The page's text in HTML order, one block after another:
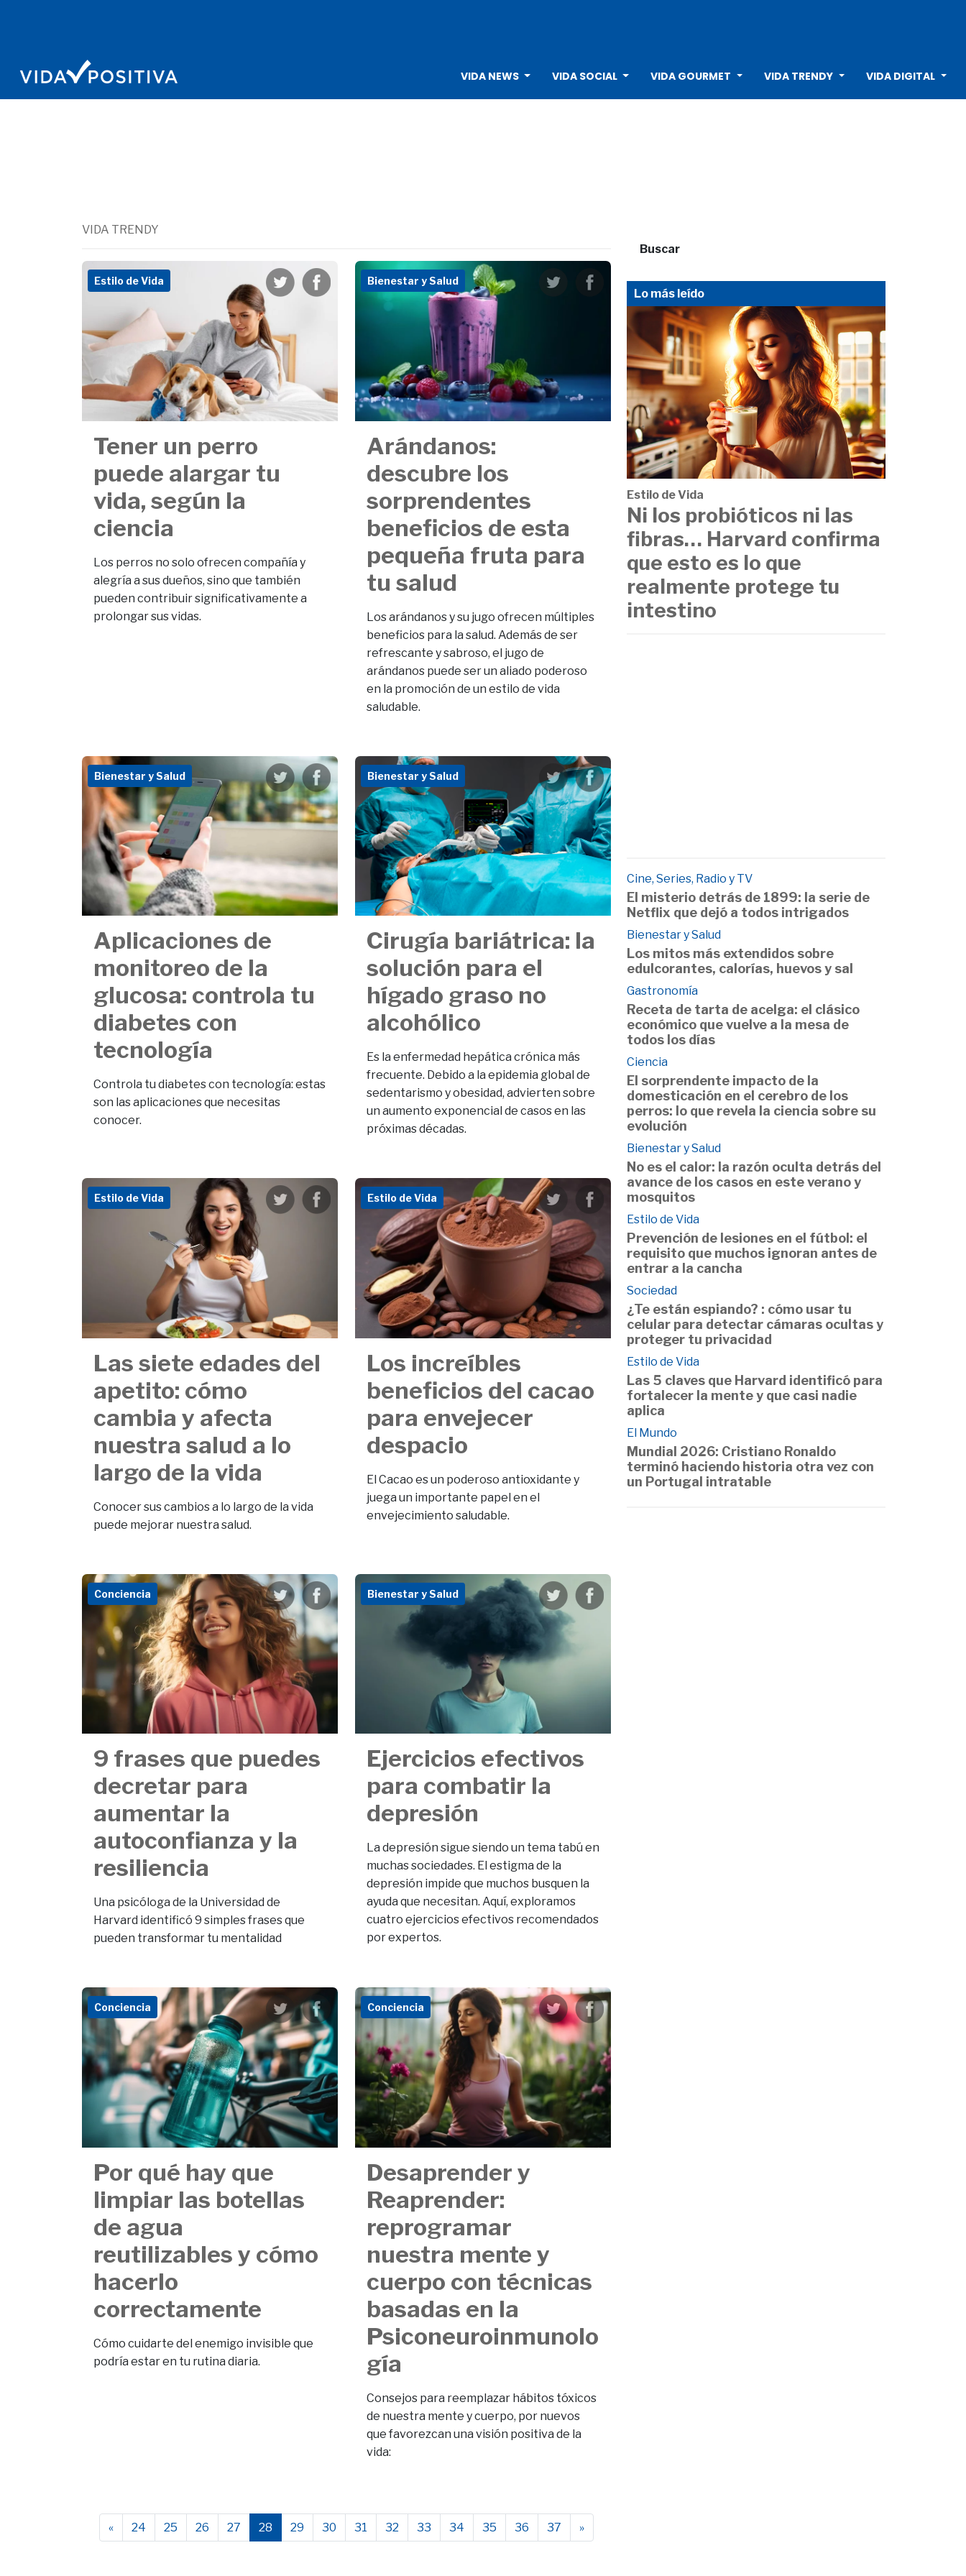
VIDA NEWS VIDA SOCIAL VIDA GOURMET VIDA TRENDY VIDA DIGITAL
VIDA TRENDY
Estilo de Vida
Tener un perro
puede alargar tu
vida, según la
ciencia
Los perros no solo ofrecen compañía y
alegría a sus dueños, sino que también
pueden contribuir significativamente a
prolongar sus vidas.
Bienestar y Salud
Arándanos:
descubre los
sorprendentes
beneficios de esta
pequeña fruta para
tu salud
Los arándanos y su jugo ofrecen múltiples
beneficios para la salud. Además de ser
refrescante y sabroso, el jugo de
arándanos puede ser un aliado poderoso
en la promoción de un estilo de vida
saludable.
Bienestar y Salud
Aplicaciones de
monitoreo de la
glucosa: controla tu
diabetes con
tecnología
Controla tu diabetes con tecnología: estas
son las aplicaciones que necesitas
conocer.
Bienestar y Salud
Cirugía bariátrica: la
solución para el
hígado graso no
alcohólico
Es la enfermedad hepática crónica más
frecuente. Debido a la epidemia global de
sedentarismo y obesidad, advierten sobre
un aumento exponencial de casos en las
próximas décadas.
Estilo de Vida
Las siete edades del
apetito: cómo
cambia y afecta
nuestra salud a lo
largo de la vida
Conocer sus cambios a lo largo de la vida
puede mejorar nuestra salud.
Estilo de Vida
Los increíbles
beneficios del cacao
para envejecer
despacio
El Cacao es un poderoso antioxidante y
juega un importante papel en el
envejecimiento saludable.
Conciencia
9 frases que puedes
decretar para
aumentar la
autoconfianza y la
resiliencia
Una psicóloga de la Universidad de
Harvard identificó 9 simples frases que
pueden transformar tu mentalidad
Bienestar y Salud
Ejercicios efectivos
para combatir la
depresión
La depresión sigue siendo un tema tabú en
muchas sociedades. El estigma de la
depresión impide que muchos busquen la
ayuda que necesitan. Aquí, exploramos
cuatro ejercicios efectivos recomendados
por expertos.
Conciencia
Por qué hay que
limpiar las botellas
de agua
reutilizables y cómo
hacerlo
correctamente
Cómo cuidarte del enemigo invisible que
podría estar en tu rutina diaria.
Conciencia
Desaprender y
Reaprender:
reprogramar
nuestra mente y
cuerpo con técnicas
basadas en la
Psiconeuroinmunolo
gía
Consejos para reemplazar hábitos tóxicos
de nuestra mente y cuerpo, por nuevos
que favorezcan una visión positiva de la
vida:
« 24 25 26 27 28 29 30 31 32 33 34 35 36 37 »
Buscar
Lo más leído
Estilo de Vida
Ni los probióticos ni las
fibras… Harvard confirma
que esto es lo que
realmente protege tu
intestino
Cine, Series, Radio y TV
El misterio detrás de 1899: la serie de
Netflix que dejó a todos intrigados
Bienestar y Salud
Los mitos más extendidos sobre
edulcorantes, calorías, huevos y sal
Gastronomía
Receta de tarta de acelga: el clásico
económico que vuelve a la mesa de
todos los días
Ciencia
El sorprendente impacto de la
domesticación en el cerebro de los
perros: lo que revela la ciencia sobre su
evolución
Bienestar y Salud
No es el calor: la razón oculta detrás del
avance de los casos en este verano y
mosquitos
Estilo de Vida
Prevención de lesiones en el fútbol: el
requisito que muchos ignoran antes de
entrar a la cancha
Sociedad
¿Te están espiando? : cómo usar tu
celular para detectar cámaras ocultas y
proteger tu privacidad
Estilo de Vida
Las 5 claves que Harvard identificó para
fortalecer la mente y que casi nadie
aplica
El Mundo
Mundial 2026: Cristiano Ronaldo
terminó haciendo historia otra vez con
un Portugal intratable